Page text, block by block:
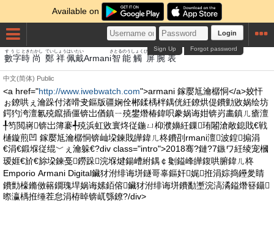
Available on
Login
Forgot password
Sign Up
數字
すうじ
時
とき
尚
たかし
鄭
てい
祥
しょう
佩
はい
戴
たい
Armani智
さとる
能
のう
觸
しょく
屏
びょう
腕
うで
表
おもて
中文(简体) Public
<a href="http://www.iwebwatch.com">armani 鎵嬮尪瀹樼恫</a>姣忓
ぉ鐐哄ぇ瀹跺付渚嗗叏鏂版疆娴佺郴鍒楀柈鍝侊紝鐐烘偍鐨勭敓娲绘坊
鍔犳洿澶氱殑鑹插僵锛岀偤鎮ㄧ殑鐢熸椿鍏呮豢娲诲姏锛岃畵鎮ㄦ瘡澶
╀笉閲嶈锛岀簿褰╃殑浜虹敓寰炵従鍦ㄩ枊濮嬶紝鏁珛闂滄敞鎴戝€戦
樋鏇煎凹 鎵嬮尪瀹樼恫锛屾垜鍊戝皣鍏ㄦ柊鐨刟rmani澶波鍠搧涓
€涓€鍛堢従绲﹀ぇ瀹躲€?div class="intro">2018骞?鏈?7鏃ワ紝绫宠槶
瑷娾€斺€旀垜鍊戞鐒跺浣堢煡鍚嶆紨鍝￠劖鎰峰皣鍑哄腑鍏ㄦ柊
Emporio Armani Digital鑶犲泭绯诲垪鐩哥辜鏂奸娓拰涓婃捣鑸夎睛
鐨勯檺鏅傚簵鐗瑰垾娲诲嫊銆傛鑶犲泭绯诲垪鐨勫壍浣滈潏鎰熸簮鑷
暩瀛楀拰缍茬怠涓栫晫锛屼綔鐐?/div>